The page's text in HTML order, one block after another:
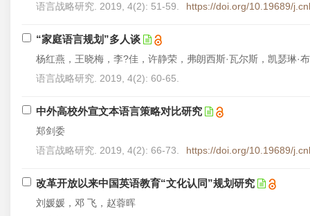
语言战略研究. 2019, 4(2): 51-59.
https://doi.org/10.19689/
“家庭语言规划”多人谈
杨红燕，王晓梅，李?佳，许静荣，弗朗西斯·瓦尔斯，凯瑟琳·
语言战略研究. 2019, 4(2): 60-65.
中外高校外宣文本语言策略对比研究
郑剑委
语言战略研究. 2019, 4(2): 66-73.
https://doi.org/10.19689/
改革开放以来中国英语教育“文化认同”规划研究
刘媛媛，邓 飞，赵蓉晖